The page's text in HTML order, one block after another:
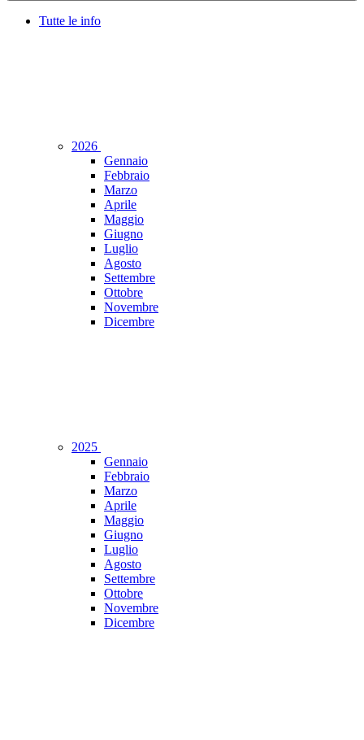
Tutte le info
2026
Gennaio
Febbraio
Marzo
Aprile
Maggio
Giugno
Luglio
Agosto
Settembre
Ottobre
Novembre
Dicembre
2025
Gennaio
Febbraio
Marzo
Aprile
Maggio
Giugno
Luglio
Agosto
Settembre
Ottobre
Novembre
Dicembre